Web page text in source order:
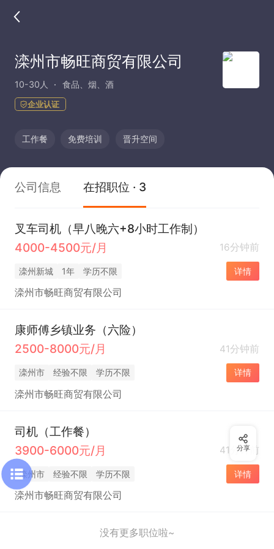
滦州市畅旺商贸有限公司
10-30人 食品、烟、酒
企业认证
工作餐 免费培训 晋升空间
公司信息 在招职位 · 3
叉车司机（早八晚六+8小时工作制）
4000-4500元/月
16分钟前
滦州新城 1年 学历不限 详情
滦州市畅旺商贸有限公司
康师傅乡镇业务（六险）
2500-8000元/月
41分钟前
滦州市 经验不限 学历不限 详情
滦州市畅旺商贸有限公司
司机（工作餐）
3900-6000元/月
41分钟前
滦州市 经验不限 学历不限 详情
滦州市畅旺商贸有限公司
没有更多职位啦~
分享